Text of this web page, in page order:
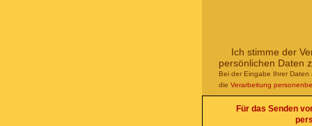
Ich stimme der
persönlichen Daten
Bei der Eingabe Ihrer Daten
die Verarbeitung
Für das Senden